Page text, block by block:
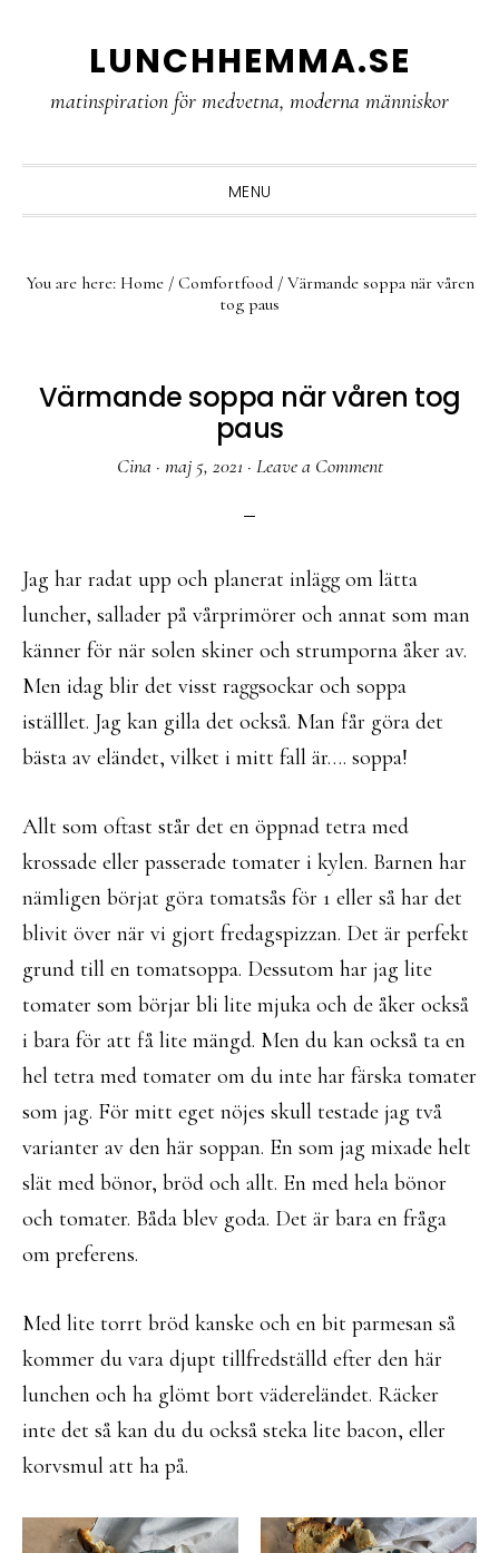
primary
primary
LUNCHHEMMA.SE
matinspiration för medvetna, moderna människor
MENU
You are here: Home / Comfortfood /Värmande soppa när våren
tog paus
Värmande soppa när våren tog
paus
Cina· maj 5, 2021 · Leave a Comment
Jag har radat upp och planerat inlägg om lätta
luncher, sallader på vårprimörer och annat som man
känner för när solen skiner och strumporna åker av.
Men idag blir det visst raggsockar och soppa
iställlet. Jag kan gilla det också. Man får göra det
bästa av eländet, vilket i mitt fall är…. soppa!
Allt som oftast står det en öppnad tetra med
krossade eller passerade tomater i kylen. Barnen har
nämligen börjat göra tomatsås för 1 eller så har det
blivit över när vi gjort fredagspizzan. Det är perfekt
grund till en tomatsoppa. Dessutom har jag lite
tomater som börjar bli lite mjuka och de åker också
i bara för att få lite mängd. Men du kan också ta en
hel tetra med tomater om du inte har färska tomater
som jag. För mitt eget nöjes skull testade jag två
varianter av den här soppan. En som jag mixade helt
slät med bönor, bröd och allt. En med hela bönor
och tomater. Båda blev goda. Det är bara en fråga
om preferens.
Med lite torrt bröd kanske och en bit parmesan så
kommer du vara djupt tillfredställd efter den här
lunchen och ha glömt bort vädereländet. Räcker
inte det så kan du du också steka lite bacon, eller
korvsmul att ha på.